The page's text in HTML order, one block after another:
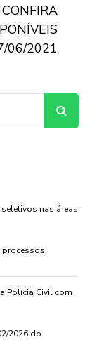
06/2021
nas áreas
processos
Polícia Civil com
2026 do